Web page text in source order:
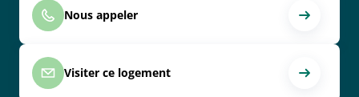
Nous appeler
Visiter ce logement